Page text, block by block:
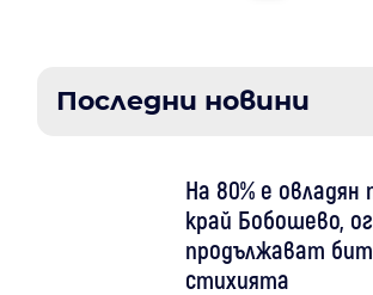
Последни новини
На 80% е
край Бобошево,
продължават
стихията